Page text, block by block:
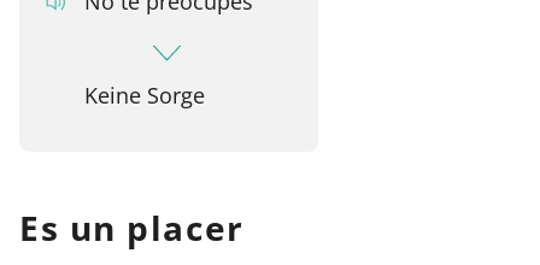
Keine Sorge
Es un placer